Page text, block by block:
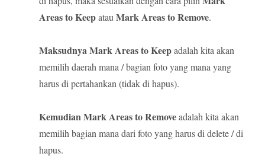
Areas to KeepatauMark Areas to Remove.
Maksudnya Mark Areas to Keepadalah kita akan
memilih daerah mana / bagian foto yang mana yang
harus di pertahankan (tidak di hapus).
Kemudian Mark Areas to Removeadalah kita akan
memilih bagian mana dari foto yang harus di delete / di
hapus.